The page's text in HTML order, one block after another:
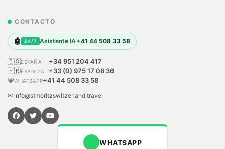
CONTACTO
🤖 24/7 Asistente IA +41 44 508 33 58
🇪🇸ESPAÑA
+34 951 204 417
🇫🇷FRANCIA
+33 (0) 975 17 08 36
💬WHATSAPP+41 44 508 33 58
✉ info@stmoritzswitzerland.travel
WHATSAPP